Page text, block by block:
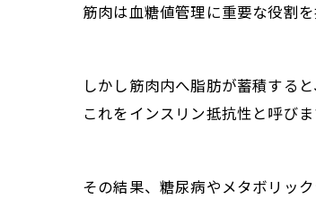
筋肉は血糖値管理に重要な役割を
しかし筋肉内へ脂肪が蓄積する
これをインスリン抵抗性と呼びま
その結果、糖尿病やメタボリッ